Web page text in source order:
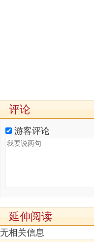
评论
游客评论
延伸阅读
无相关信息